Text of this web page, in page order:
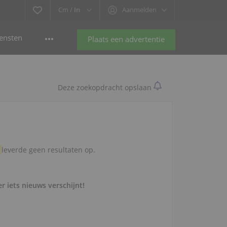
Cm / In Aanmelden
Plaats een advertentie
Deze zoekopdracht opslaan
leverde geen resultaten op.
iets nieuws verschijnt!